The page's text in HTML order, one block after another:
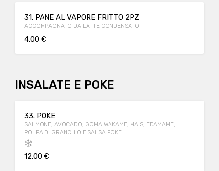
31. PANE AL VAPORE FRITTO 2PZ
ACCOMPAGNATO DA LATTE CONDENSATO
4.00 €
INSALATE E POKE
33. POKE
SALMONE, AVOCADO, GOMA WAKAME, MAIS, EDAMAME,
POLPA DI GRANCHIO E SALSA POKE
12.00 €